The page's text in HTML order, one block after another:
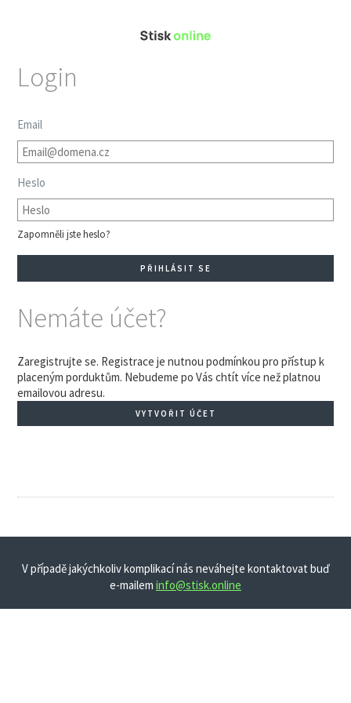
Login
Email
Heslo
Zapomněli jste heslo?
Nemáte účet?
Zaregistrujte se. Registrace je nutnou podmínkou pro přístup k
placeným porduktům. Nebudeme po Vás chtít více než platnou
emailovou adresu.
VYTVOŘIT ÚČET
V případě jakýchkoliv komplikací nás neváhejte kontaktovat buď
e-mailem info@stisk.online